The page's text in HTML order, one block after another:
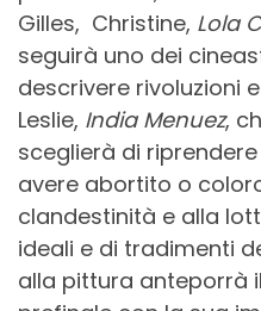
Gilles, Christine, Lola
seguirà uno dei
descrivere rivoluzioni
Leslie, India Menuez,
sceglierà di
avere abortito o
clandestinità e alla
ideali e di tradimenti
alla pittura anteporrà